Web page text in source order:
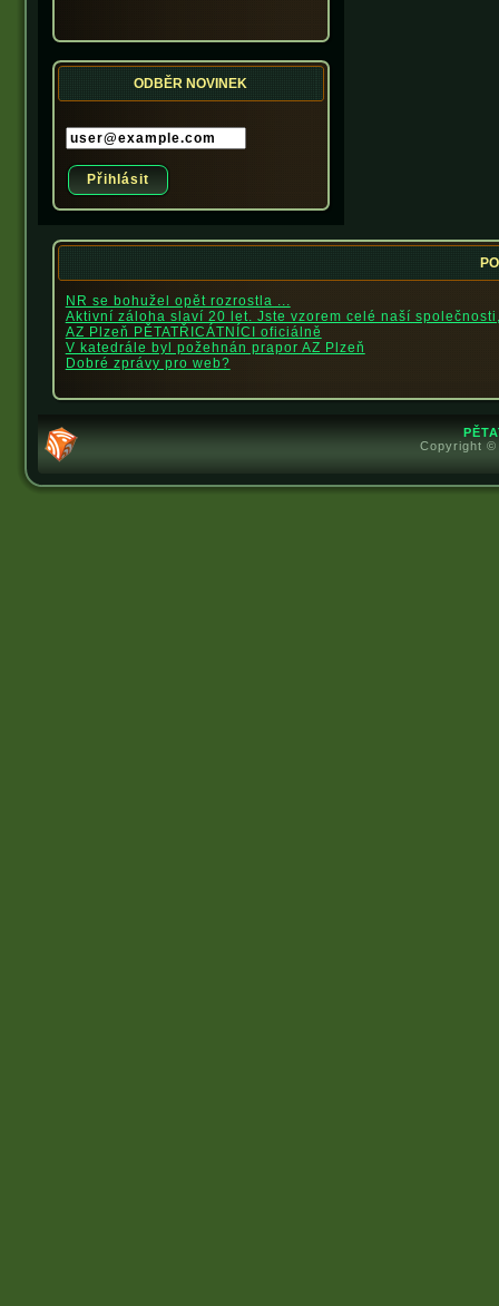
ODBĚR NOVINEK
NR se bohužel opět rozrostla ...
Aktivní záloha slaví 20 let. Jste vzorem celé naší
AZ Plzeň PĚTATŘICÁTNÍCI oficiálně
V katedrále byl požehnán prapor AZ Plzeň
Dobré zprávy pro web?
Copyright ©